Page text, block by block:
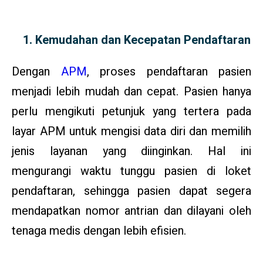
Kemudahan dan Kecepatan Pendaftaran
Dengan APM, proses pendaftaran pasien
menjadi lebih mudah dan cepat. Pasien hanya
perlu mengikuti petunjuk yang tertera pada
layar APM untuk mengisi data diri dan memilih
jenis layanan yang diinginkan. Hal ini
mengurangi waktu tunggu pasien di loket
pendaftaran, sehingga pasien dapat segera
mendapatkan nomor antrian dan dilayani oleh
tenaga medis dengan lebih efisien.